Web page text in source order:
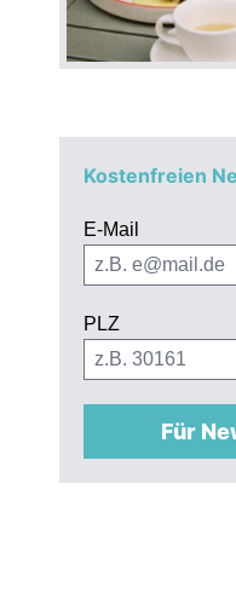
Hoya
Kostenfreien
E-Mail
PLZ
Für